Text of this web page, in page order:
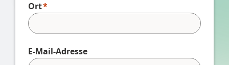
Ort
E-Mail-Adresse